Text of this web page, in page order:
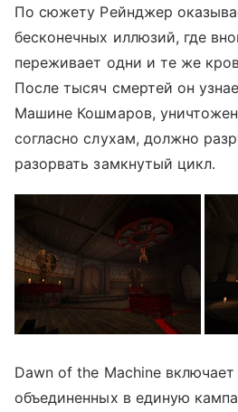
По сюжету Рейнджер
бесконечных иллюзий, где
переживает одни и те же
После тысяч смертей он
Машине Кошмаров,
согласно слухам, должно
разорвать замкнутый цикл.
Dawn of the Machine включает
объединенных в единую